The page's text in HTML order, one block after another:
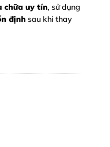
chữa uy tín, sử dụng
định sau khi thay